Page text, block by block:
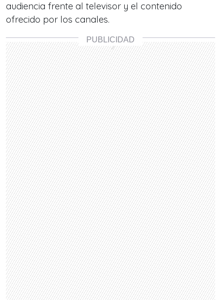
audiencia frente al televisor y el contenido
ofrecido por los canales.